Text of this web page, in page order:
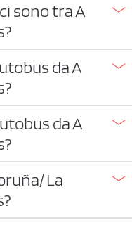
sono tra A
da A
da A
La